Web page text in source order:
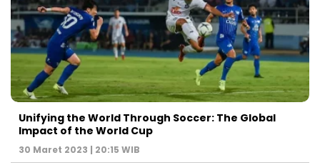
Unifying the World Through Soccer: The Global
Impact of the World Cup
30 Maret 2023 | 20:15 WIB